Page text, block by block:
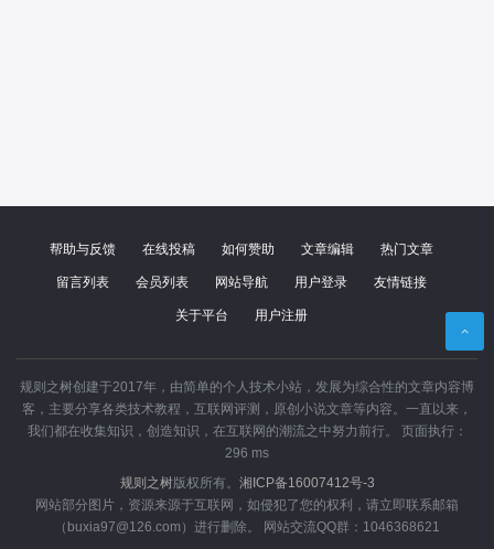
帮助与反馈 在线投稿 如何赞助 文章编辑 热门文章
留言列表 会员列表 网站导航 用户登录 友情链接
关于平台 用户注册
规则之树创建于2017年，由简单的个人技术小站，发展为综合性的文章内容博
客，主要分享各类技术教程，互联网评测，原创小说文章等内容。一直以来，
我们都在收集知识，创造知识，在互联网的潮流之中努力前行。 页面执行：
296 ms
规则之树版权所有。 湘ICP备16007412号-3
网站部分图片，资源来源于互联网，如侵犯了您的权利，请立即联系邮箱
（buxia97@126.com）进行删除。 网站交流QQ群：1046368621